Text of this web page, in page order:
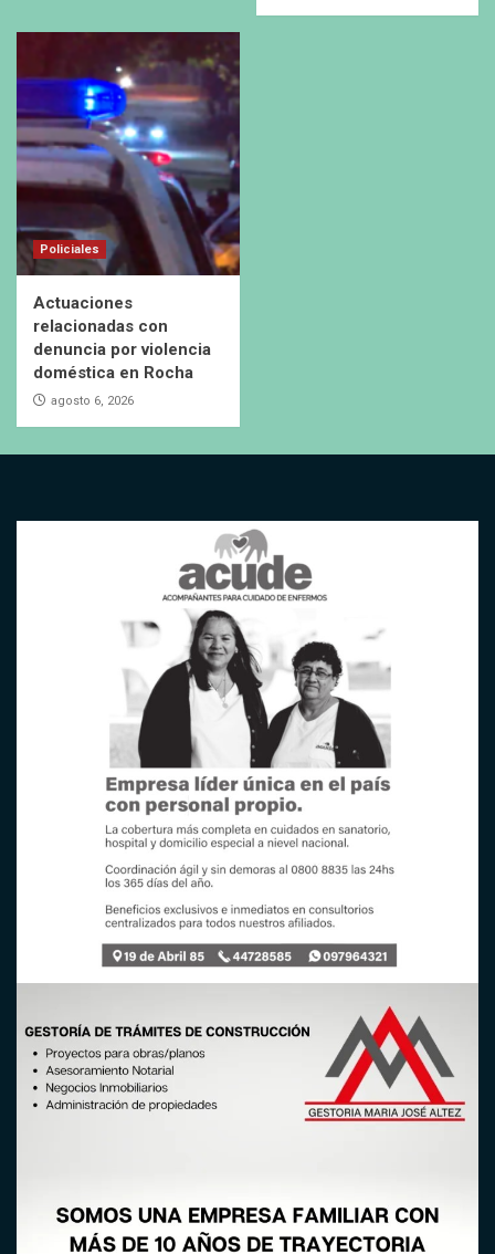
Policiales
Actuaciones
relacionadas con
denuncia por violencia
doméstica en Rocha
agosto 6, 2026